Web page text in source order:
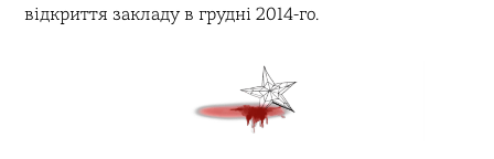
відкриття закладу в грудні 2014-го.